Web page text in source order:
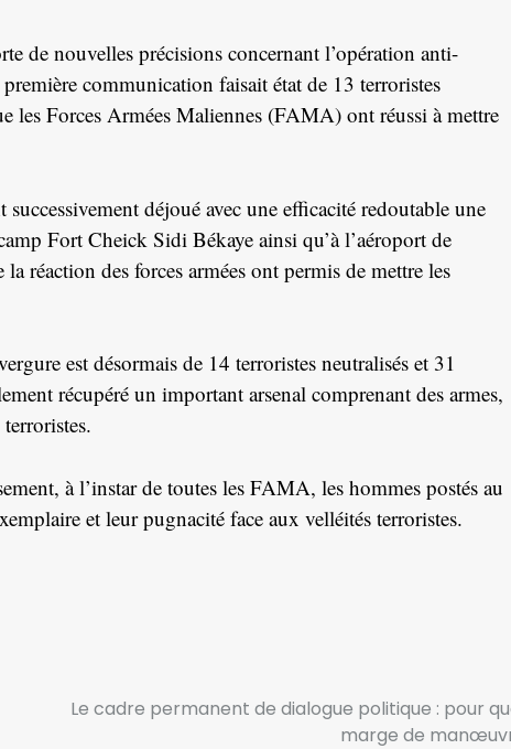
de nouvelles précisions concernant l’opération anti-
communication faisait état de 13 terroristes
les Forces Armées Maliennes (FAMA) ont réussi à mettre
déjoué avec une efficacité redoutable une
Fort Cheick Sidi Békaye ainsi qu’à l’aéroport de
réaction des forces armées ont permis de mettre les
est désormais de 14 terroristes neutralisés et 31
récupéré un important arsenal comprenant des armes,
à l’instar de toutes les FAMA, les hommes postés au
et leur pugnacité face aux velléités terroristes.
Le cadre permanent de dialogue politique : pour
marge de